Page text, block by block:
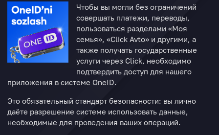
Чтобы вы могли без ограничений
совершать платежи, переводы,
пользоваться разделами «Моя
семья», «Click Avto» и другими, а
также получать государственные
услуги через Click, необходимо
подтвердить доступ для нашего
приложения в системе OneID.
Это обязательный стандарт безопасности: вы лично
даёте разрешение системе использовать данные,
необходимые для проведения ваших операций.